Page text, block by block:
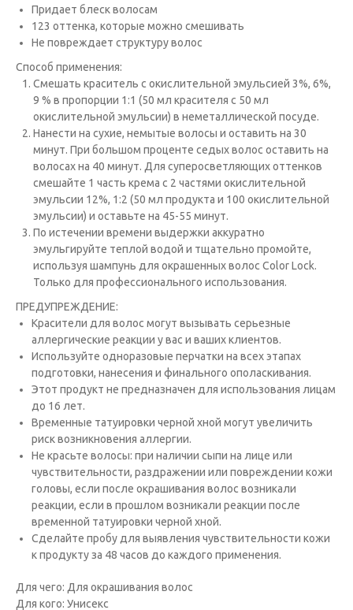
Придает блеск волосам
123 оттенка, которые можно смешивать
Не повреждает структуру волос
Способ применения:
Cмешать краситель с окислительной эмульсией 3%, 6%,
9 % в пропорции 1:1 (50 мл красителя с 50 мл
окислительной эмульсии) в неметаллической посуде.
Нанести на сухие, немытые волосы и оставить на 30
минут. При большом проценте седых волос оставить на
волосах на 40 минут. Для суперосветляющих оттенков
смешайте 1 часть крема с 2 частями окислительной
эмульсии 12%, 1:2 (50 мл продукта и 100 окислительной
эмульсии) и оставьте на 45-55 минут.
По истечении времени выдержки аккуратно
эмульгируйте теплой водой и тщательно промойте,
используя шампунь для окрашенных волос Color Lock.
Только для профессионального использования.
ПРЕДУПРЕЖДЕНИЕ:
Красители для волос могут вызывать серьезные
аллергические реакции у вас и ваших клиентов.
Исполь­зуйте одноразовые перчатки на всех этапах
подготовки, нанесения и финального ополаскивания.
Этот продукт не предназна­чен для использования лицам
до 16 лет.
Временные татуировки черной хной могут увеличить
риск возникновения аллергии.
Не красьте волосы: при наличии сыпи на лице или
чувствительности, раздражении или повреждении кожи
головы, если после окрашивания волос возникали
реакции, если в прошлом возникали реакции после
временной татуировки черной хной.
Сде­лайте пробу для выявления чувствительности кожи
к продукту за 48 часов до каждого применения.
Для чего: Для окрашивания волос
Для кого: Унисекс